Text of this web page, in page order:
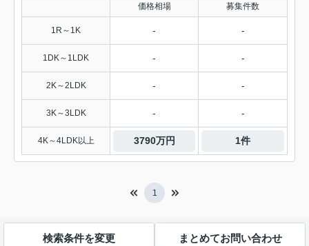
価格相場 募集件数
1R～1K - -
1DK～1LDK - -
2K～2LDK - -
3K～3LDK - -
4K～4LDK以上 3790万円 1件
1
検索条件を変更 まとめてお問い合わせ